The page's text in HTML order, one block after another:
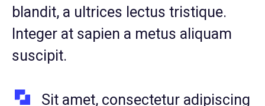
blandit, a ultrices lectus tristique.
Integer at sapien a metus aliquam
suscipit.
Sit amet, consectetur adipiscing